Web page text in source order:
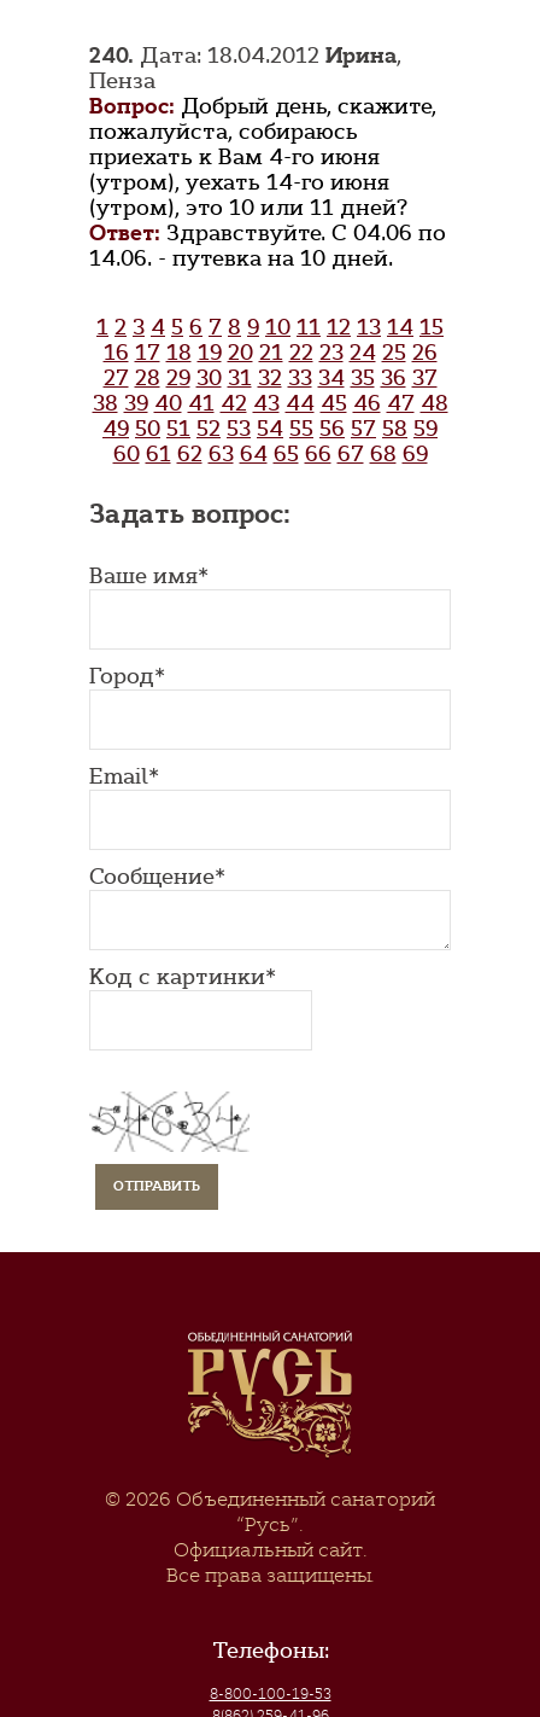
240. Дата: 18.04.2012 Ирина,
Пенза
Вопрос: Добрый день, скажите,
пожалуйста, собираюсь
приехать к Вам 4-го июня
(утром), уехать 14-го июня
(утром), это 10 или 11 дней?
Ответ: Здравствуйте. С 04.06 по
14.06. - путевка на 10 дней.
1 2 3 4 5 6 7 8 9 10 11 12 13 14 15
16 17 18 19 20 21 22 23 24 25 26
27 28 29 30 31 32 33 34 35 36 37
38 39 40 41 42 43 44 45 46 47 48
49 50 51 52 53 54 55 56 57 58 59
60 61 62 63 64 65 66 67 68 69
Задать вопрос:
Ваше имя*
Город*
Email*
Сообщение*
Код с картинки*
© 2026 Объединенный санаторий
“Русь”.
Официальный сайт.
Все права защищены.
Телефоны:
8-800-100-19-53